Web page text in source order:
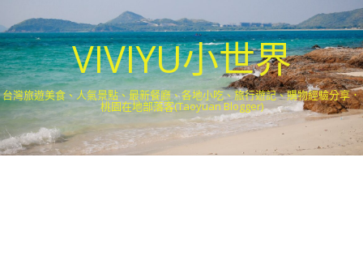
VIVIYU小世界
台灣旅遊美食、人氣景點、最新餐廳、各地小吃、旅行遊記、購物經驗分享．
桃園在地部落客(Taoyuan Blogger)